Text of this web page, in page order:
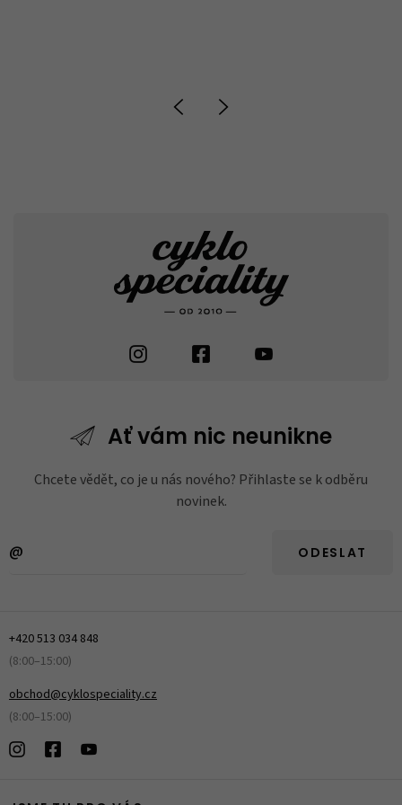
Ať vám nic neunikne
Chcete vědět, co je u nás nového? Přihlaste se k odběru
novinek.
ODESLAT
+420 513 034 848
(8:00–15:00)
obchod@cyklospeciality.cz
(8:00–15:00)